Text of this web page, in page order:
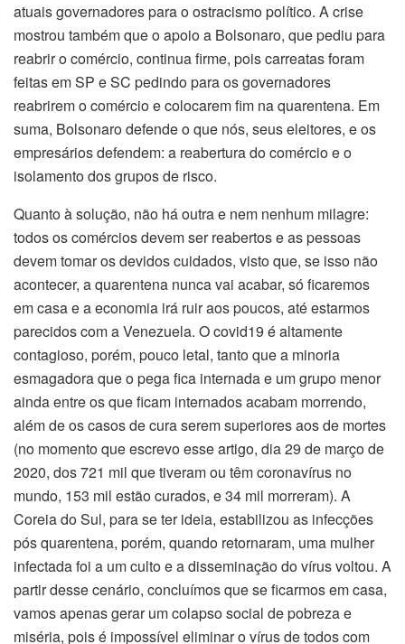
atuais governadores para o ostracismo político. A crise
mostrou também que o apoio a Bolsonaro, que pediu para
reabrir o comércio, continua firme, pois carreatas foram
feitas em SP e SC pedindo para os governadores
reabrirem o comércio e colocarem fim na quarentena. Em
suma, Bolsonaro defende o que nós, seus eleitores, e os
empresários defendem: a reabertura do comércio e o
isolamento dos grupos de risco.
Quanto à solução, não há outra e nem nenhum milagre:
todos os comércios devem ser reabertos e as pessoas
devem tomar os devidos cuidados, visto que, se isso não
acontecer, a quarentena nunca vai acabar, só ficaremos
em casa e a economia irá ruir aos poucos, até estarmos
parecidos com a Venezuela. O covid19 é altamente
contagioso, porém, pouco letal, tanto que a minoria
esmagadora que o pega fica internada e um grupo menor
ainda entre os que ficam internados acabam morrendo,
além de os casos de cura serem superiores aos de mortes
(no momento que escrevo esse artigo, dia 29 de março de
2020, dos 721 mil que tiveram ou têm coronavírus no
mundo, 153 mil estão curados, e 34 mil morreram). A
Coreia do Sul, para se ter ideia, estabilizou as infecções
pós quarentena, porém, quando retornaram, uma mulher
infectada foi a um culto e a disseminação do vírus voltou. A
partir desse cenário, concluímos que se ficarmos em casa,
vamos apenas gerar um colapso social de pobreza e
miséria, pois é impossível eliminar o vírus de todos com